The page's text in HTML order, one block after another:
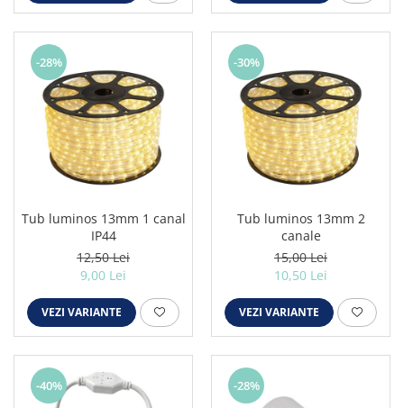
-28%
Tub luminos 13mm 1 canal
IP44
12,50 Lei
9,00 Lei
VEZI VARIANTE
-30%
Tub luminos 13mm 2
canale
15,00 Lei
10,50 Lei
VEZI VARIANTE
-40% -28%